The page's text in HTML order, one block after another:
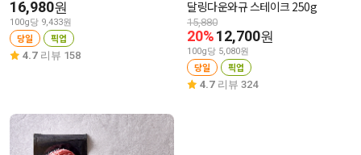
16,980원
100g당 9,433원
당일 픽업
4.7 리뷰 158
달링다운와규 스테이크 250g
15,880
20%12,700원
100g당 5,080원
당일 픽업
4.7 리뷰 324